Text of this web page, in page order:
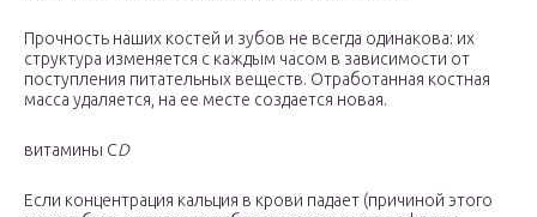
Прочность наших костей и зубов не всегда одинакова: их
структура изменяется с каждым часом в зависимости от
поступления питательных веществ. Отработанная костная
масса удаляется, на ее месте создается новая.
витамины СD
Если концентрация кальция в крови падает (причиной этого